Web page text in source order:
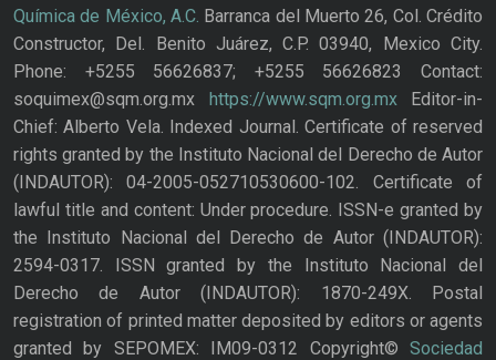
Química de México, A.C. Barranca del Muerto 26, Col. Crédito
Constructor, Del. Benito Juárez, C.P. 03940, Mexico City.
Phone: +5255 56626837; +5255 56626823 Contact:
soquimex@sqm.org.mx https://www.sqm.org.mxEditor-in-
Chief: Alberto Vela. Indexed Journal. Certificate of reserved
rights granted by the Instituto Nacional del Derecho de Autor
(INDAUTOR): 04-2005-052710530600-102. Certificate of
lawful title and content: Under procedure. ISSN-e granted by
the Instituto Nacional del Derecho de Autor (INDAUTOR):
2594-0317. ISSN granted by the Instituto Nacional del
Derecho de Autor (INDAUTOR): 1870-249X. Postal
registration of printed matter deposited by editors or agents
granted by SEPOMEX: IM09-0312 Copyright© Sociedad